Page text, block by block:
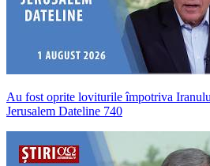
Au fost oprite loviturile împotriva
Jerusalem Dateline 740